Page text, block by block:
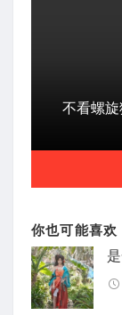
不看螺
你也可能喜欢